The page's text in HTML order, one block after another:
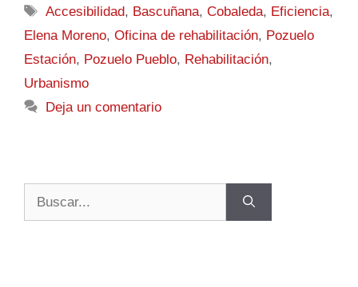
Accesibilidad, Bascuñana,Cobaleda, Eficiencia,
Elena Moreno, Oficina de rehabilitación, Pozuelo
Estación, Pozuelo Pueblo, Rehabilitación,
Urbanismo
Deja un comentario